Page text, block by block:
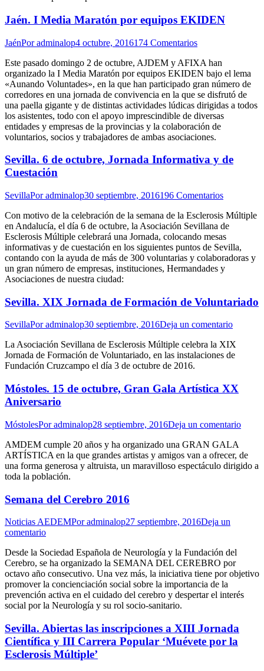
Jaén. I Media Maratón por equipos EKIDEN
JaénPoradminalop4 octubre, 2016174 Comentarios
Este pasado domingo 2 de octubre, AJDEM y AFIXA han
organizado la I Media Maratón por equipos EKIDEN bajo el lema
«Aunando Voluntades», en la que han participado gran número de
corredores en una jornada de convivencia en la que se disfrutó de
una paella gigante y de distintas actividades lúdicas dirigidas a todos
los asistentes, todo con el apoyo imprescindible de diversas
entidades y empresas de la provincias y la colaboración de
voluntarios, socios y trabajadores de ambas asociaciones.
Sevilla. 6 de octubre, Jornada Informativa y de
Cuestación
SevillaPoradminalop30 septiembre, 2016196 Comentarios
Con motivo de la celebración de la semana de la Esclerosis Múltiple
en Andalucía, el día 6 de octubre, la Asociación Sevillana de
Esclerosis Múltiple celebrará una Jornada, colocando mesas
informativas y de cuestación en los siguientes puntos de Sevilla,
contando con la ayuda de más de 300 voluntarias y colaboradoras y
un gran número de empresas, instituciones, Hermandades y
Asociaciones de nuestra ciudad:
Sevilla. XIX Jornada de Formación de Voluntariado
SevillaPoradminalop30 septiembre, 2016Deja un comentario
La Asociación Sevillana de Esclerosis Múltiple celebra la XIX
Jornada de Formación de Voluntariado, en las instalaciones de
Fundación Cruzcampo el día 3 de octubre de 2016.
Móstoles. 15 de octubre, Gran Gala Artística XX
Aniversario
MóstolesPoradminalop28 septiembre, 2016Deja un comentario
AMDEM cumple 20 años y ha organizado una GRAN GALA
ARTÍSTICA en la que grandes artistas y amigos van a ofrecer, de
una forma generosa y altruista, un maravilloso espectáculo dirigido a
toda la población.
Semana del Cerebro 2016
Noticias AEDEMPoradminalop27 septiembre, 2016Deja un
comentario
Desde la Sociedad Española de Neurología y la Fundación del
Cerebro, se ha organizado la SEMANA DEL CEREBRO por
octavo año consecutivo. Una vez más, la iniciativa tiene por objetivo
promover la concienciación social sobre la importancia de la
prevención activa en el cuidado del cerebro y despertar el interés
social por la Neurología y su rol socio-sanitario.
Sevilla. Abiertas las inscripciones a XIII Jornada
Científica y III Carrera Popular ‘Muévete por la
Esclerosis Múltiple’